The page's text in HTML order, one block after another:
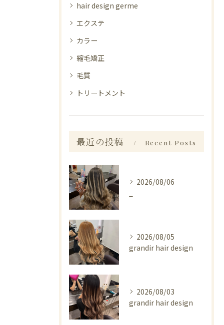
hair design germe
エクステ
カラー
縮毛矯正
毛質
トリートメント
最近の投稿 Recent Posts
2026/08/06
2026/08/05
grandir hair design
2026/08/03
grandir hair design